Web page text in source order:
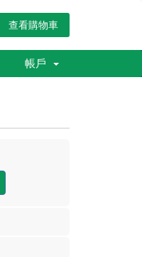
查看購物車
帳戶